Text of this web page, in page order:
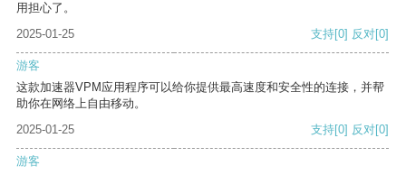
用担心了。
2025-01-25
支持[0] 反对[0]
游客
这款加速器VPM应用程序可以给你提供最高速度和安全性的连接，并帮
助你在网络上自由移动。
2025-01-25
支持[0] 反对[0]
游客